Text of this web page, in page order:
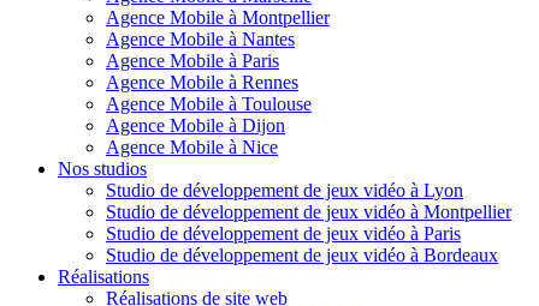
Agence Mobile à Montpellier
Agence Mobile à Nantes
Agence Mobile à Paris
Agence Mobile à Rennes
Agence Mobile à Toulouse
Agence Mobile à Dijon
Agence Mobile à Nice
Nos studios
Studio de développement de jeux vidéo à Lyon
Studio de développement de jeux vidéo à Montpellier
Studio de développement de jeux vidéo à Paris
Studio de développement de jeux vidéo à Bordeaux
Réalisations
Réalisations de site web